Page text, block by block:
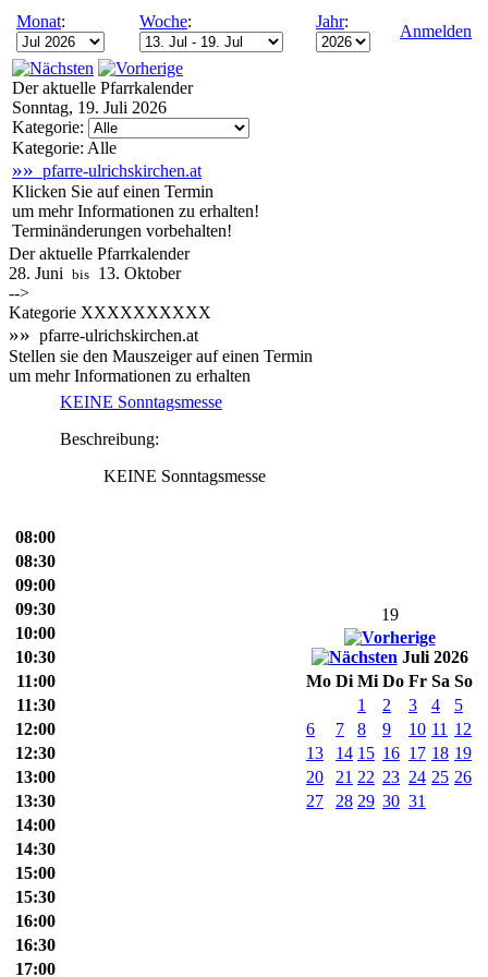
Monat: Woche: Jahr:
Anmelden
Der aktuelle Pfarrkalender
Sonntag, 19. Juli 2026
Kategorie:
Kategorie: Alle
»» pfarre-ulrichskirchen.at
Klicken Sie auf einen Termin
um mehr Informationen zu erhalten!
Terminänderungen vorbehalten!
Der aktuelle Pfarrkalender
28. Juni
bis
13. Oktober
-->
Kategorie XXXXXXXXXX
»» pfarre-ulrichskirchen.at
Stellen sie den Mauszeiger auf einen Termin
um mehr Informationen zu erhalten
KEINE Sonntagsmesse
Beschreibung:
KEINE Sonntagsmesse
08:00
08:30
09:00
09:30
10:00
10:30
11:00
11:30
12:00
12:30
13:00
13:30
14:00
14:30
15:00
15:30
16:00
16:30
17:00
19
Juli 2026
Mo Di Mi Do Fr Sa So
1
2 3 4
5
6
7 8 9 10 11 12
13
14 15 16 17 18 19
20
21 22 23 24 25 26
27
28 29 30 31